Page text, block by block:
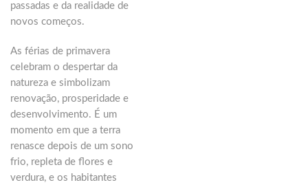
passadas e da realidade de
novos começos.
As férias de primavera
celebram o despertar da
natureza e simbolizam
renovação, prosperidade e
desenvolvimento. É um
momento em que a terra
renasce depois de um sono
frio, repleta de flores e
verdura, e os habitantes